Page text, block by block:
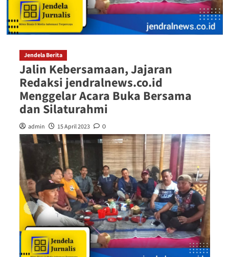
Jendela Berita
Jalin Kebersamaan, Jajaran
Redaksi jendralnews.co.id
Menggelar Acara Buka Bersama
dan Silaturahmi
admin 15 April 2023 0